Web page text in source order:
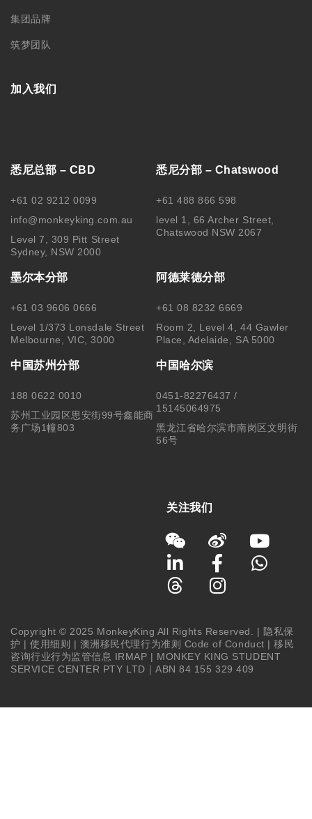
集团品牌
筑梦团队
加入我们
悉尼总部 – CBD
+61 02 9212 0099
info@monkeyking.com.au
Level 7, 309 Pitt Street
Sydney, NSW 2000
悉尼分部 – Chatswood
+61 488 866 598
level 1, 66 Archer Street,
Chatswood NSW 2067
墨尔本分部
+61 03 9606 0666
Level 1/373 Lonsdale Street
Melbourne, VIC, 3000
阿德莱德分部
+61 08 8232 6669
Room 2, Level 4, 44 Gawler
Place, Adelaide, SA 5000
中国苏州分部
188 0622 0010
苏州工业园区思安街99号鑫能商
务广场1幢803
中国哈尔滨
0451-82276437 /
15145064975
黑龙江省哈尔滨市南岗区文明街
56号
关注我们
Copyright © 2025 MonkeyKing All Rights Reserved. | 隐私保
护 |使用细则 | 澳洲移民代理行为准则 Code of Conduct |移民
咨询行业行为监管信息 IRMAP | MONKEY KING STUDENT
SERVICE CENTER PTY LTD｜ABN 84 155 329 409